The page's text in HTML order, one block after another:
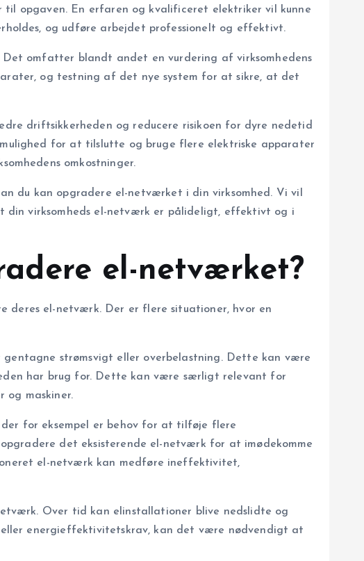
opgaven. En erfaren og kvalificeret elektriker vil kunne
og udføre arbejdet professionelt og effektivt.
omfatter blandt andet en vurdering af virksomhedens
og testning af det nye system for at sikre, at det
driftsikkerheden og reducere risikoen for dyre nedetid
for at tilslutte og bruge flere elektriske apparater
omkostninger.
du kan opgradere el-netværket i din virksomhed. Vi vil
din virksomheds el-netværk er pålideligt, effektivt og i
el-netværket?
el-netværk. Der er flere situationer, hvor en
strømsvigt eller overbelastning. Dette kan være
har brug for. Dette kan være særligt relevant for
og maskiner.
for eksempel er behov for at tilføje flere
det eksisterende el-netværk for at imødekomme
el-netværk kan medføre ineffektivitet,
Over tid kan elinstallationer blive nedslidte og
energieffektivitetskrav, kan det være nødvendigt at